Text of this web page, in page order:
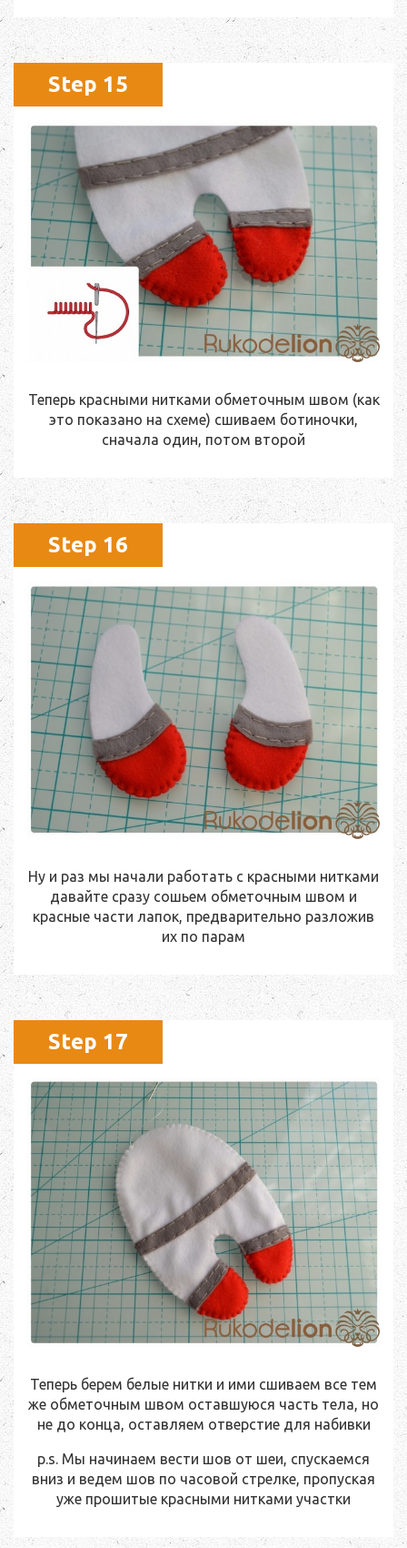
Step 15
Теперь красными нитками обметочным швом (как
это показано на схеме) сшиваем ботиночки,
сначала один, потом второй
Step 16
Ну и раз мы начали работать с красными нитками
давайте сразу сошьем обметочным швом и
красные части лапок, предварительно разложив
их по парам
Step 17
Теперь берем белые нитки и ими сшиваем все тем
же обметочным швом оставшуюся часть тела, но
не до конца, оставляем отверстие для набивки
p.s. Мы начинаем вести шов от шеи, спускаемся
вниз и ведем шов по часовой стрелке, пропуская
уже прошитые красными нитками участки